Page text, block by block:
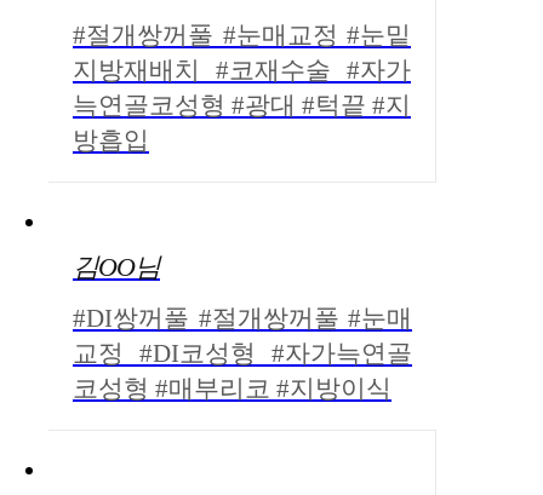
#절개쌍꺼풀 #눈매교정 #눈밑
지방재배치 #코재수술 #자가
늑연골코성형 #광대 #턱끝 #지
방흡입
김OO님
#DI쌍꺼풀 #절개쌍꺼풀 #눈매
교정 #DI코성형 #자가늑연골
코성형 #매부리코 #지방이식